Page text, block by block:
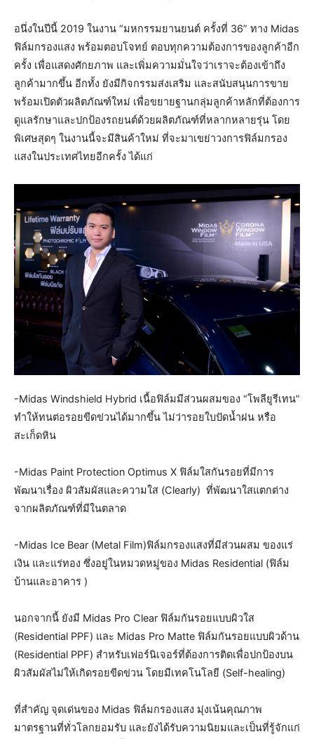
อนึ่งในปีนี้ 2019 ในงาน “มหกรรมยานยนต์ ครั้งที่ 36” ทาง Midas
ฟิล์มกรองแสง พร้อมตอบโจทย์ ตอบทุกความต้องการของลูกค้าอีก
ครั้ง เพื่อแสดงศักยภาพ และเพิ่มความมั่นใจว่าเราจะต้องเข้าถึง
ลูกค้ามากขึ้น อีกทั้ง ยังมีกิจกรรมส่งเสริม และสนับสนุนการขาย
พร้อมเปิดตัวผลิตภัณฑ์ใหม่ เพื่อขยายฐานกลุ่มลูกค้าหลักที่ต้องการ
ดูแลรักษาและปกป้องรถยนต์ด้วยผลิตภัณฑ์ที่หลากหลายรุ่น โดย
พิเศษสุดๆ ในงานนี้จะมีสินค้าใหม่ ที่จะมาเขย่าวงการฟิล์มกรอง
แสงในประเทศไทยอีกครั้ง ได้แก่
-Midas Windshield Hybrid เนื้อฟิล์มมีส่วนผสมของ “โพลียูรีเทน”
ทำให้ทนต่อรอยขีดข่วนได้มากขึ้น ไม่ว่ารอยใบปัดน้ำฝน หรือ
สะเก็ดหิน
-Midas Paint Protection Optimus X ฟิล์มใสกันรอยที่มีการ
พัฒนาเรื่อง ผิวสัมผัสและความใส (Clearly) ที่พัฒนาใสแตกต่าง
จากผลิตภัณฑ์ที่มีในตลาด
-Midas Ice Bear (Metal Film)ฟิล์มกรองแสงที่มีส่วนผสม ของแร่
เงิน และแร่ทอง ซึ่งอยู่ในหมวดหมู่ของ Midas Residential (ฟิล์ม
บ้านและอาคาร )
นอกจากนี้ ยังมี Midas Pro Clear ฟิล์มกันรอยแบบผิวใส
(Residential PPF) และ Midas Pro Matte ฟิล์มกันรอยแบบผิวด้าน
(Residential PPF) สำหรับเฟอร์นิเจอร์ที่ต้องการติดเพื่อปกป้องบน
ผิวสัมผัสไม่ให้เกิดรอยขีดข่วน โดยมีเทคโนโลยี (Self-healing)
ที่สำคัญ จุดเด่นของ Midas ฟิล์มกรองแสง มุ่งเน้นคุณภาพ
มาตรฐานที่ทั่วโลกยอมรับ และยังได้รับความนิยมและเป็นที่รู้จักแก่